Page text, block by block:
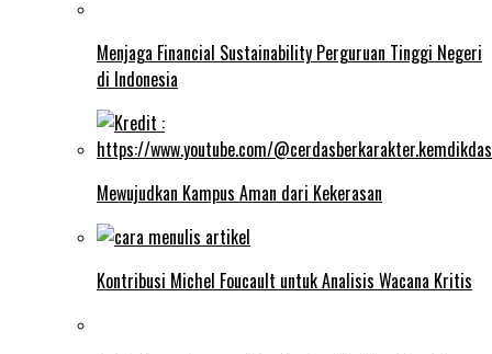
Menjaga Financial Sustainability Perguruan Tinggi Negeri
di Indonesia
Mewujudkan Kampus Aman dari Kekerasan
Kontribusi Michel Foucault untuk Analisis Wacana Kritis